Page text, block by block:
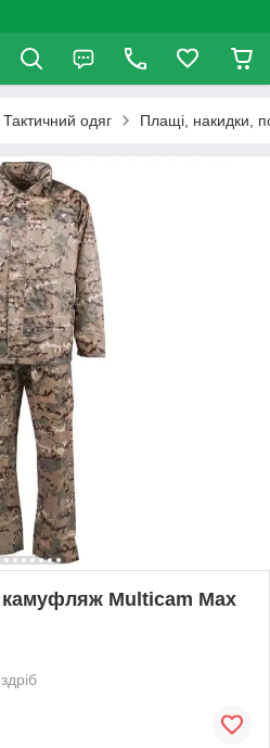
Тактичний одяг Плащі, накидки,
Multicam Max